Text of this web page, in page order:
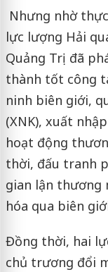
Nhưng nhờ
lực lượng Hải
Quảng Trị đã
thành tốt công
ninh biên giới,
(XNK), xuất
hoạt động
thời, đấu tranh
gian lận thương
hóa qua biên
Đồng thời, hai
chủ trương đổi